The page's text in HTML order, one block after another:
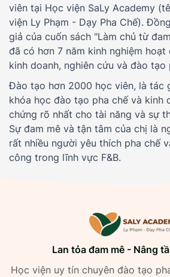
viên tại Học viện SaLy Academy
viện Ly Phạm - Dạy Pha Chế).
giả của cuốn sách "Làm chủ từ
đã có hơn 7 năm kinh nghiệm
kinh doanh, nghiên cứu và đào tạo
Đào tạo hơn 2000 học viên, là tác
khóa học đào tạo pha chế và kinh
chứng rõ nhất cho tài năng và sự
Sự đam mê và tận tâm của chị là
rất nhiều người yêu thích pha chế
công trong lĩnh vực F&B.
Lan tỏa đam mê - Nâng
Học viện uy tín chuyên đào tạo